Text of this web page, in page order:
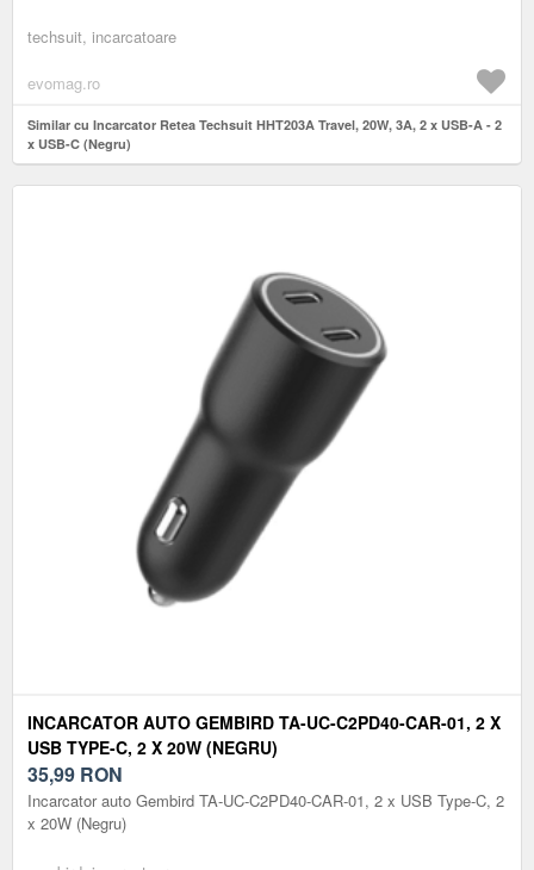
techsuit, incarcatoare
evomag.ro
Similar cu Incarcator Retea Techsuit HHT203A Travel, 20W, 3A, 2 x USB-A - 2
x USB-C (Negru)
INCARCATOR AUTO GEMBIRD TA-UC-C2PD40-CAR-01, 2 X
USB TYPE-C, 2 X 20W (NEGRU)
35,99 RON
Incarcator auto Gembird TA-UC-C2PD40-CAR-01, 2 x USB Type-C, 2
x 20W (Negru)